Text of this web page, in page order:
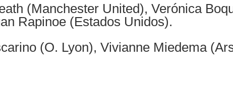
(Manchester United), Verónica
Rapinoe (Estados Unidos).
(O. Lyon), Vivianne Miedema